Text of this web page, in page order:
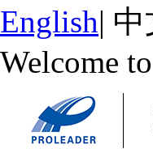
English| 中
Welcome